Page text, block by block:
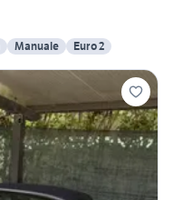
Manuale Euro 2